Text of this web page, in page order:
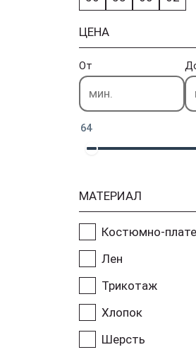
ЦЕНА
От
64
МАТЕРИАЛ
Костюмно-
Лен
Трикотаж
Хлопок
Шерсть